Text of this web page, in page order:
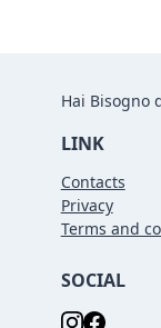
Hai Bisogno
LINK
Contacts
Privacy
Terms and
SOCIAL